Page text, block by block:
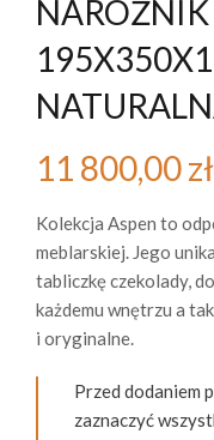
11 800,00zł
Kolekcja Aspen to
meblarskiej. Jego
tabliczkę czekolady,
każdemu wnętrzu a
i oryginalne.
Przed dodaniem
zaznaczyć